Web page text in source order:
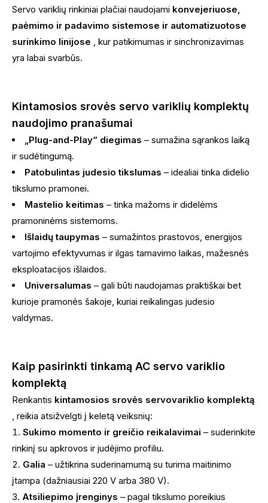
Servo variklių rinkiniai plačiai naudojami konvejeriuose,
paėmimo ir padavimo sistemose ir automatizuotose
surinkimo linijose , kur patikimumas ir sinchronizavimas
yra labai svarbūs.
Kintamosios srovės servo variklių komplektų
naudojimo pranašumai
„Plug-and-Play“ diegimas – sumažina sąrankos laiką
ir sudėtingumą.
Patobulintas judesio tikslumas – idealiai tinka didelio
tikslumo pramonei.
Mastelio keitimas – tinka mažoms ir didelėms
pramoninėms sistemoms.
Išlaidų taupymas – sumažintos prastovos, energijos
vartojimo efektyvumas ir ilgas tarnavimo laikas, mažesnės
eksploatacijos išlaidos.
Universalumas – gali būti naudojamas praktiškai bet
kurioje pramonės šakoje, kuriai reikalingas judesio
valdymas.
Kaip pasirinkti tinkamą AC servo variklio
komplektą
Renkantis kintamosios srovės servovariklio komplektą
, reikia atsižvelgti į keletą veiksnių:
Sukimo momento ir greičio reikalavimai – suderinkite
rinkinį su apkrovos ir judėjimo profiliu.
Galia – užtikrina suderinamumą su turima maitinimo
įtampa (dažniausiai 220 V arba 380 V).
Atsiliepimo įrenginys – pagal tikslumo poreikius